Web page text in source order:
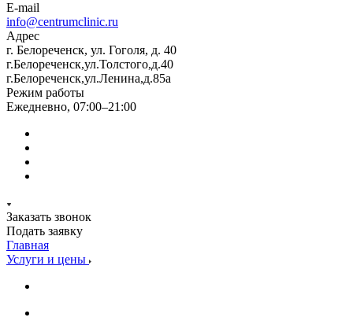
E-mail
info@centrumclinic.ru
Адрес
г. Белореченск, ул. Гоголя, д. 40
г.Белореченск,ул.Толстого,д.40
г.Белореченск,ул.Ленина,д.85а
Режим работы
Ежедневно, 07:00–21:00
Заказать звонок
Подать заявку
Главная
Услуги и цены